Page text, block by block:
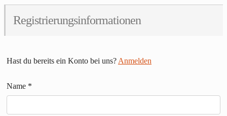
Registrierungsinformationen
Hast du bereits ein Konto bei uns? Anmelden
Name *